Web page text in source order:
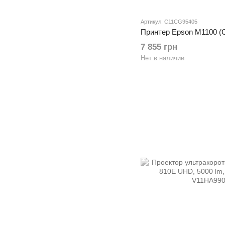
Артикул: C11CG95405
Принтер Epson M1100
7 855 грн
Нет в наличии